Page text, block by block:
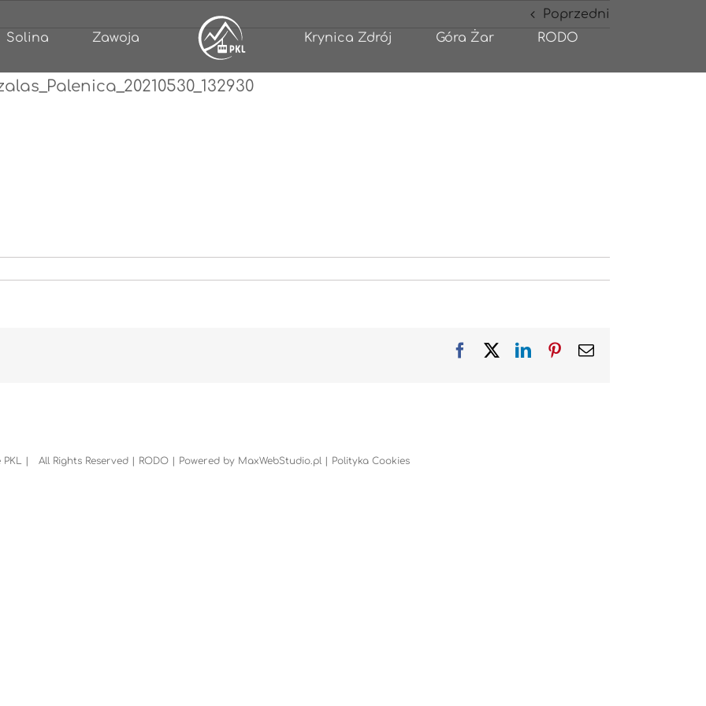
Solina Zawoja Krynica Zdrój Góra Żar RODO
Poprzedni
FacebookLinkedInPinterest
Email
PKL | All Rights Reserved | RODO| Powered by MaxWebStudio.pl | Polityka Cookies